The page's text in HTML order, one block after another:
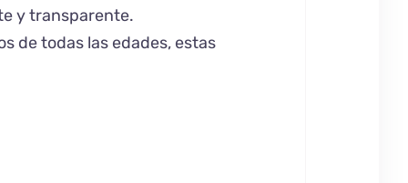
y transparente.
de todas las edades, estas